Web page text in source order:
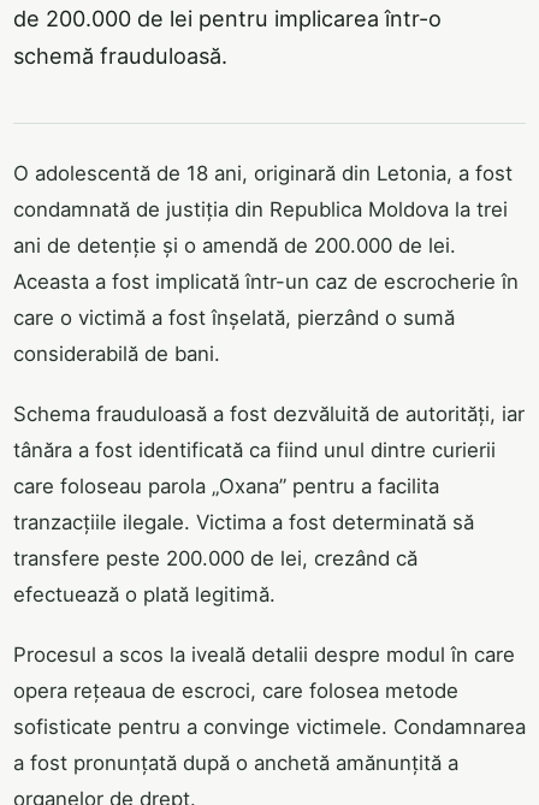
de 200.000 de lei pentru implicarea într-o
schemă frauduloasă.
O adolescentă de 18 ani, originară din Letonia, a fost
condamnată de justiția din Republica Moldova la trei
ani de detenție și o amendă de 200.000 de lei.
Aceasta a fost implicată într-un caz de escrocherie în
care o victimă a fost înșelată, pierzând o sumă
considerabilă de bani.
Schema frauduloasă a fost dezvăluită de autorități, iar
tânăra a fost identificată ca fiind unul dintre curierii
care foloseau parola „Oxana” pentru a facilita
tranzacțiile ilegale. Victima a fost determinată să
transfere peste 200.000 de lei, crezând că
efectuează o plată legitimă.
Procesul a scos la iveală detalii despre modul în care
opera rețeaua de escroci, care folosea metode
sofisticate pentru a convinge victimele. Condamnarea
a fost pronunțată după o anchetă amănunțită a
organelor de drept.